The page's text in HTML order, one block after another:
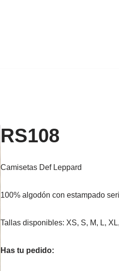
RS108
Camisetas Def Leppard
100% algodón con estampado
Tallas disponibles: XS, S, M, L,
Has tu pedido: